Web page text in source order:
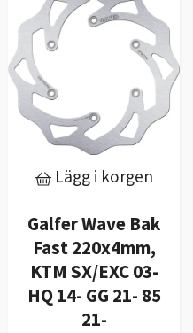
Lägg i korgen
Galfer Wave Bak
Fast 220x4mm,
KTM SX/EXC 03-
HQ 14- GG 21- 85
21-